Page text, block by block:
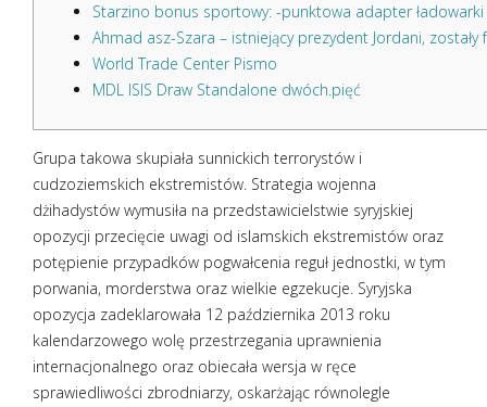
Starzino bonus sportowy: -punktowa adapter ładowarki
Ahmad asz-Szara – istniejący prezydent Jordani, zostały
World Trade Center Pismo
MDL ISIS Draw Standalone dwóch.pięć
Grupa takowa skupiała sunnickich terrorystów i
cudzoziemskich ekstremistów. Strategia wojenna
dżihadystów wymusiła na przedstawicielstwie syryjskiej
opozycji przecięcie uwagi od islamskich ekstremistów oraz
potępienie przypadków pogwałcenia reguł jednostki, w tym
porwania, morderstwa oraz wielkie egzekucje. Syryjska
opozycja zadeklarowała 12 października 2013 roku
kalendarzowego wolę przestrzegania uprawnienia
internacjonalnego oraz obiecała wersja w ręce
sprawiedliwości zbrodniarzy, oskarżając równolegle